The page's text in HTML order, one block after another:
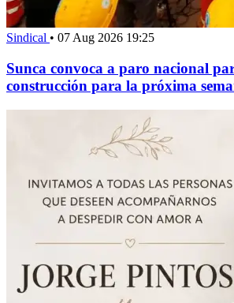
Sindical • 07 Aug 2026 19:25
Sunca convoca a paro nacional
construcción para la próxima